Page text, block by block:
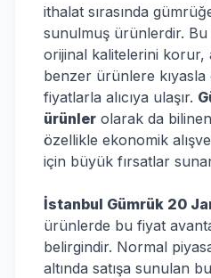
ithalat sırasında
sunulmuş ürünlerdir.
orijinal kalitelerini korur,
benzer ürünlere
fiyatlarla alıcıya ulaşır.
ürünler olarak da
özellikle ekonomik
için büyük fırsatlar
İstanbul Gümrük 20
ürünlerde bu fiyat
belirgindir. Normal
altında satışa sunulan